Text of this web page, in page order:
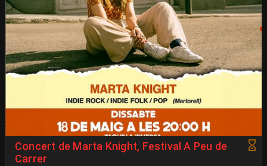
Concert de Marta Knight, Festival A Peu de
Carrer